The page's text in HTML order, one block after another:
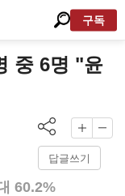
구독
중 6명 "윤
답글쓰기
60.2%